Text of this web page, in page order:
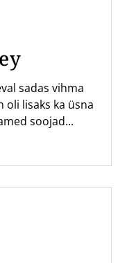
sadas vihma
oli lisaks ka üsna
soojad...